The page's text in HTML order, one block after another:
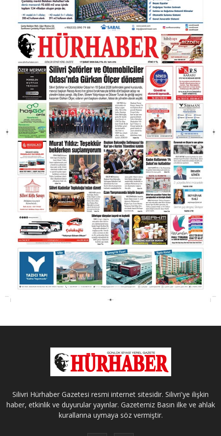
Silivri Hürhaber Gazetesi resmi internet sitesidir. Silivri'ye ilişkin
haber, etkinlik ve duyurular yayınlar. Gazetemiz Basın ilke ve ahlak
kurallarına uymaya söz vermiştir.